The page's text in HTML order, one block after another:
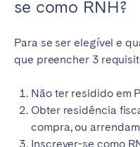
se como RNH?
Para se ser elegível e
que preencher 3
Não ter residido em
Obter residência
compra, ou
Inscrever-se como